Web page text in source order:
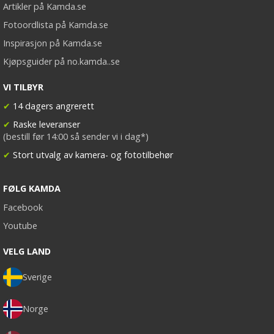
Artikler på Kamda.se
Fotoordlista på Kamda.se
Inspirasjon på Kamda.se
Kjøpsguider på no.kamda..se
VI TILBYR
✔ 14 dagers angrerett
✔ Raske leveranser
(bestill før 14:00 så sender vi i dag*)
✔ Stort utvalg av kamera- og fototilbehør
FØLG KAMDA
Facebook
Youtube
VELG LAND
Sverige
Norge